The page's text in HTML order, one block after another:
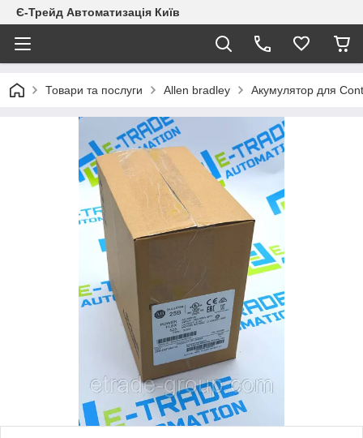
Є-Трейд Автоматизація Київ
Товари та послуги Allen bradley Акумулятор для